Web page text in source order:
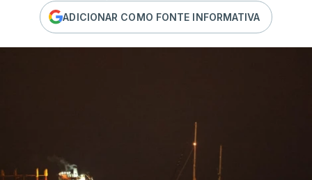
ADICIONAR COMO FONTE INFORMATIVA